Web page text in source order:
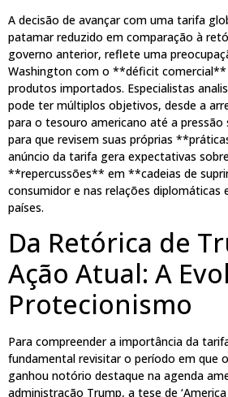
A decisão de avançar com uma tarifa
patamar reduzido em comparação à
governo anterior, reflete uma
Washington com o **déficit comercial**
produtos importados. Especialistas
pode ter múltiplos objetivos, desde a
para o tesouro americano até a pressão
para que revisem suas próprias
anúncio da tarifa gera expectativas
**repercussões** em **cadeias de
consumidor e nas relações diplomáticas
países.
Da Retórica de
Ação Atual: A
Protecionismo
Para compreender a importância da
fundamental revisitar o período em
ganhou notório destaque na agenda
administração Trump, a tese de ‘America